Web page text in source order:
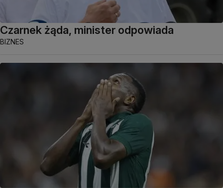
Czarnek żąda, minister odpowiada
BIZNES